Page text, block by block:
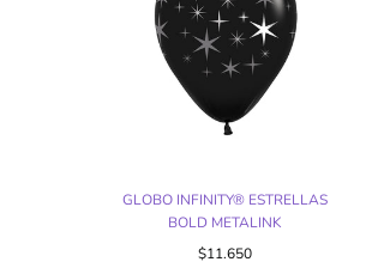
GLOBO INFINITY® ESTRELLAS
BOLD METALINK
$11.650